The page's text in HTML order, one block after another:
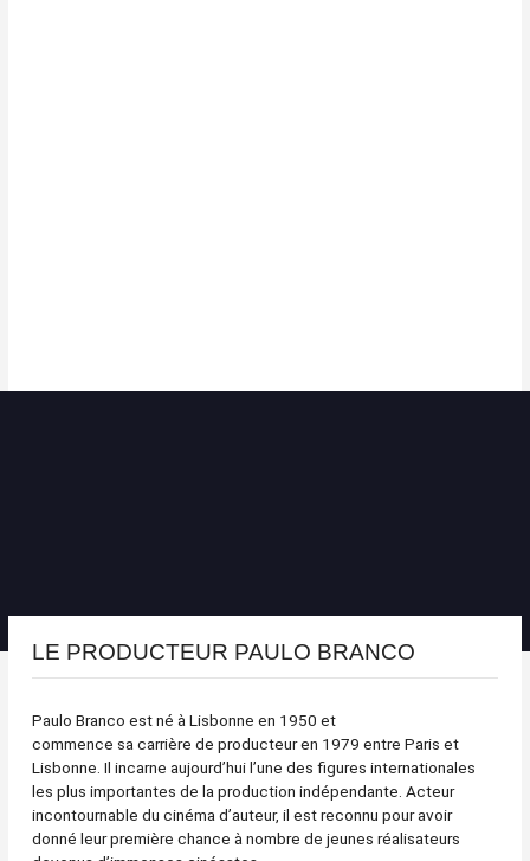
LE PRODUCTEUR PAULO BRANCO
Paulo Branco est né à Lisbonne en 1950 et
commence sa carrière de producteur en 1979 entre Paris et
Lisbonne. Il incarne aujourd’hui l’une des figures internationales
les plus importantes de la production indépendante. Acteur
incontournable du cinéma d’auteur, il est reconnu pour avoir
donné leur première chance à nombre de jeunes réalisateurs